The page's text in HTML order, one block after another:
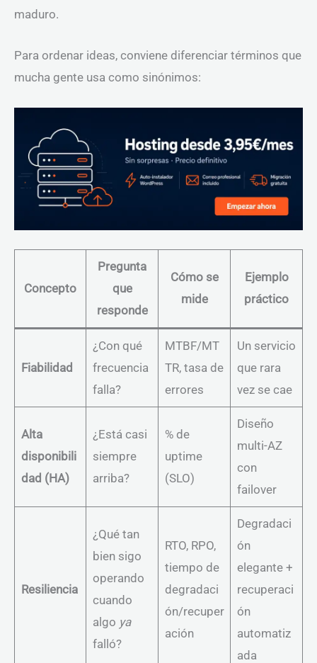
maduro.
Para ordenar ideas, conviene diferenciar términos que
mucha gente usa como sinónimos:
Concepto
Pregunta
que
responde
Cómo se
mide
Ejemplo
práctico
Fiabilidad
¿Con qué
frecuencia
falla?
MTBF/MT
TR, tasa de
errores
Un servicio
que rara
vez se cae
Alta
disponibili
dad (HA)
¿Está casi
siempre
arriba?
% de
uptime
(SLO)
Diseño
multi-AZ
con
failover
Resiliencia
¿Qué tan
bien sigo
operando
cuando
algo ya
falló?
RTO, RPO,
tiempo de
degradaci
ón/recuper
ación
Degradaci
ón
elegante +
recuperaci
ón
automatiz
ada